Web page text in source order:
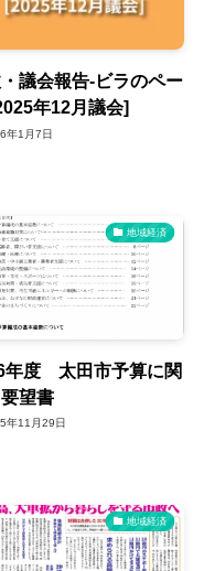
議会報告‐ビラのペー
年12月議会]
年1月7日
地域経済
年度 太田市予算に関
望書
年11月29日
地域経済